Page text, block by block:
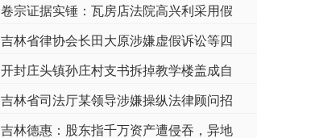
卷宗证据实锤：瓦房店法院高兴利采用假
吉林省律协会长田大原涉嫌虚假诉讼等四
开封庄头镇孙庄村支书拆掉教学楼盖成自
吉林省司法厅某领导涉嫌操纵法律顾问招
吉林德惠：股东指千万资产遭侵吞，异地